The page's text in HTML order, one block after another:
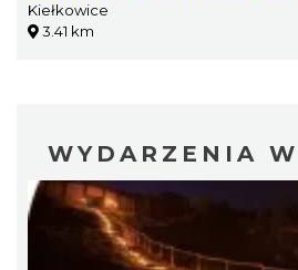
Kiełkowice
3.41 km
WYDARZENIA